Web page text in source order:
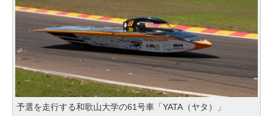
予選を走行する和歌山大学の61号車「YATA（ヤタ）」